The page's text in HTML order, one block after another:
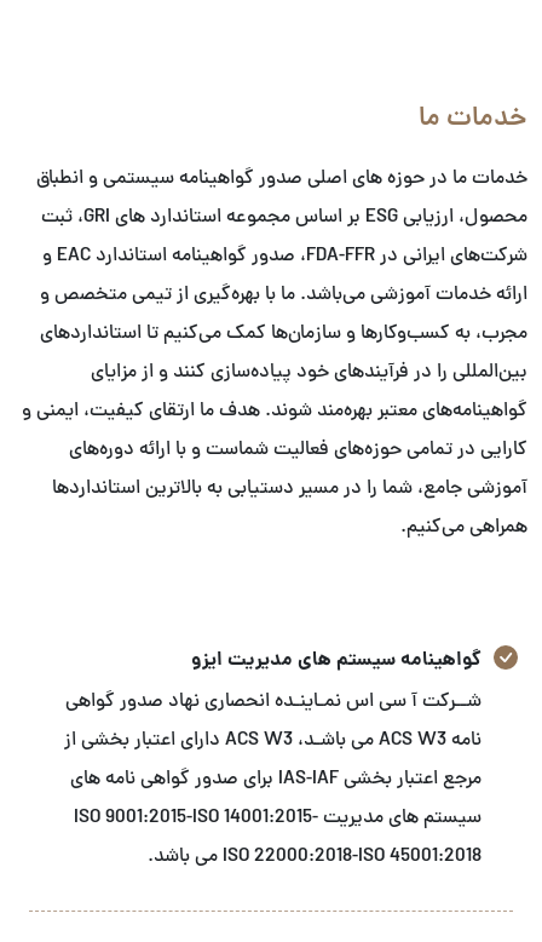
خدمات ما
خدمات ما در حوزه های اصلی صدور گواهینامه سیستمی و انطباق
محصول، ارزیابی ESG بر اساس مجموعه استاندارد های GRI، ثبت
شرکت‌های ایرانی در FDA-FFR، صدور گواهینامه استاندارد EAC و
ارائه خدمات آموزشی می‌باشد. ما با بهره‌گیری از تیمی متخصص و
مجرب، به کسب‌وکارها و سازمان‌ها کمک می‌کنیم تا استانداردهای
بین‌المللی را در فرآیندهای خود پیاده‌سازی کنند و از مزایای
گواهینامه‌های معتبر بهره‌مند شوند. هدف ما ارتقای کیفیت، ایمنی و
کارایی در تمامی حوزه‌های فعالیت شماست و با ارائه دوره‌های
آموزشی جامع، شما را در مسیر دستیابی به بالاترین استانداردها
همراهی می‌کنیم.
گواهینامه سیستم های مدیریت ایزو
شــرکت آ سی اس نمـاینـده انحصاری نهاد صدور گواهی
نامه ACS W3 می باشـد، ACS W3 دارای اعتبار بخشی از
مرجع اعتبار بخشی IAS-IAF برای صدور گواهی نامه های
سیستم های مدیریت ISO 9001:2015-ISO 14001:2015-
ISO 22000:2018-ISO 45001:2018 می باشد.